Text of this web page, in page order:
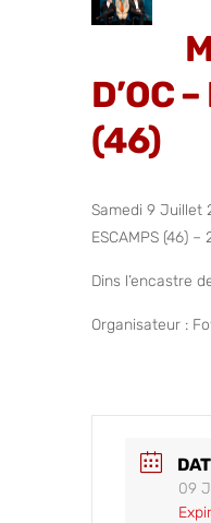
D’OC
(46)
Samedi 9 Juillet
ESCAMPS (46) –
Dins l’encastre
Organisateur :
09